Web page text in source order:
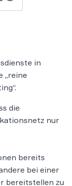
in
„reine
die
nur
bereits
bei einer
bereitstellen zu